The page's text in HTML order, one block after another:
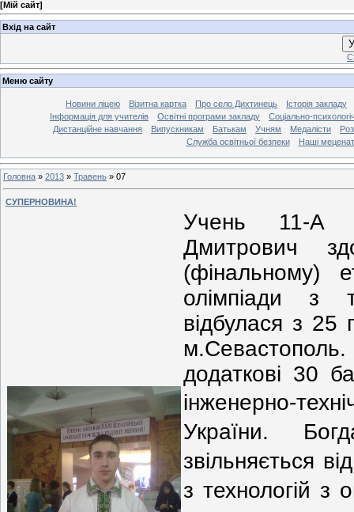
[Мій сайт]
Вхід на сайт
Меню сайту
Новини ліцею Візитна картка Про село Дихтинець
Історія закладу
Інформація для учителів
Освітні програми закладу
Соціально-
Дистанційне навчання
Випускникам Батькам Учням Медалісти
Служба освітньої безпеки
Наші
Головна » 2013 » Травень » 07
СУПЕРНОВИНА!
Учень 11-А
Дмитрович
(фінальному)
олімпіади з
відбулася з
додаткові 30
інженерно-
України.
звільняється
з технологій з